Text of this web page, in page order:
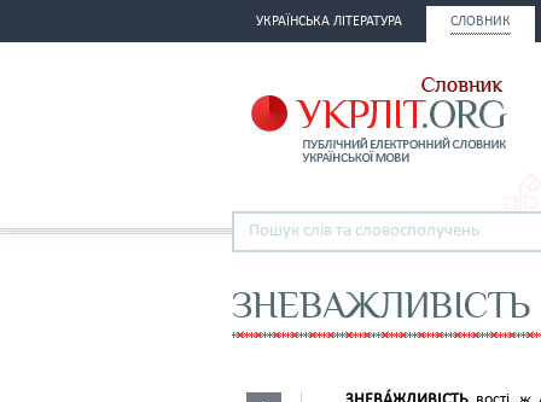
УКРАЇНСЬКА ЛІТЕРАТУРА СЛОВНИК
ЗНЕВАЖЛИВІСТЬ